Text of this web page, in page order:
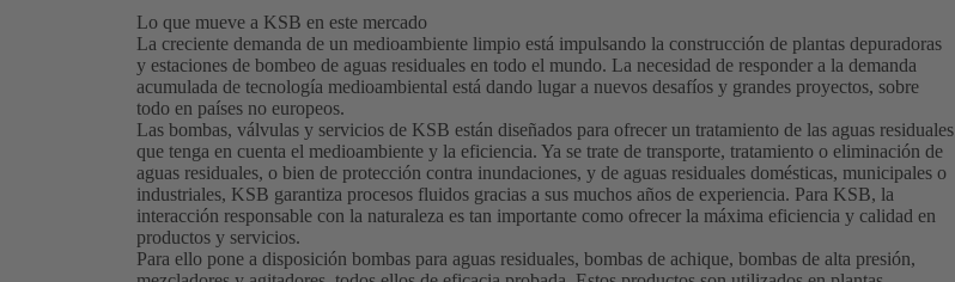
Lo que mueve a KSB en este mercado
La creciente demanda de un medioambiente limpio está impulsando la construcción de plantas depuradoras
y estaciones de bombeo de aguas residuales en todo el mundo. La necesidad de responder a la demanda
acumulada de tecnología medioambiental está dando lugar a nuevos desafíos y grandes proyectos, sobre
todo en países no europeos.
Las bombas, válvulas y servicios de KSB están diseñados para ofrecer un tratamiento de las aguas residuales
que tenga en cuenta el medioambiente y la eficiencia. Ya se trate de transporte, tratamiento o eliminación de
aguas residuales, o bien de protección contra inundaciones, y de aguas residuales domésticas, municipales o
industriales, KSB garantiza procesos fluidos gracias a sus muchos años de experiencia. Para KSB, la
interacción responsable con la naturaleza es tan importante como ofrecer la máxima eficiencia y calidad en
productos y servicios.
Para ello pone a disposición bombas para aguas residuales, bombas de achique, bombas de alta presión,